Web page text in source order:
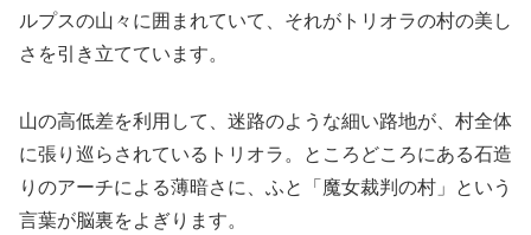
ルプスの山々に囲まれていて、それがトリオラの村の美し
さを引き立てています。
山の高低差を利用して、迷路のような細い路地が、村全体
に張り巡らされているトリオラ。ところどころにある石造
りのアーチによる薄暗さに、ふと「魔女裁判の村」という
言葉が脳裏をよぎります。